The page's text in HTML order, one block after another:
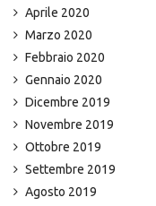
Aprile 2020
Marzo 2020
Febbraio 2020
Gennaio 2020
Dicembre 2019
Novembre 2019
Ottobre 2019
Settembre 2019
Agosto 2019